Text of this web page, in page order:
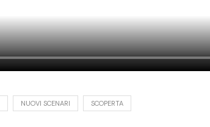
NUOVI SCENARI SCOPERTA